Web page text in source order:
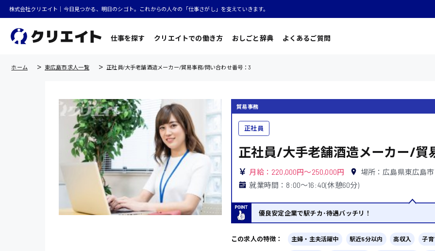
株式会社クリエイト｜今日見つかる、明日のシゴト。これからの人々の「仕事さがし」を支えていきます。
仕事を探す クリエイトでの働き方 おしごと辞典 よくあるご質問
ホーム 東広島市 求人一覧 正社員/大手老舗酒造メーカー/貿易事務/問い合わせ番号：3
貿易事務
正社員
正社員/大手老舗酒造メーカー/貿
月給：220,000円～250,000円
場所：広島県東広島
就業時間：8:00〜16:40(休憩60分)
優良安定企業で駅チカ･待遇バッチリ！
この求人の特徴： 主婦・主夫活躍中 駅近5分以内 高収入 子